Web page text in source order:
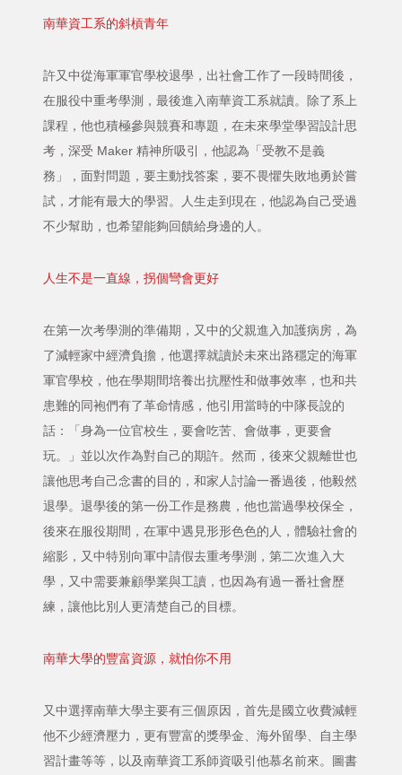
南華資工系的斜槓青年
許又中從海軍軍官學校退學，出社會工作了一段時間後，
在服役中重考學測，最後進入南華資工系就讀。除了系上
課程，他也積極參與競賽和專題，在未來學堂學習設計思
考，深受 Maker 精神所吸引，他認為「受教不是義
務」，面對問題，要主動找答案，要不畏懼失敗地勇於嘗
試，才能有最大的學習。人生走到現在，他認為自己受過
不少幫助，也希望能夠回饋給身邊的人。
人生不是一直線，拐個彎會更好
在第一次考學測的準備期，又中的父親進入加護病房，為
了減輕家中經濟負擔，他選擇就讀於未來出路穩定的海軍
軍官學校，他在學期間培養出抗壓性和做事效率，也和共
患難的同袍們有了革命情感，他引用當時的中隊長說的
話：「身為一位官校生，要會吃苦、會做事，更要會
玩。」並以次作為對自己的期許。然而，後來父親離世也
讓他思考自己念書的目的，和家人討論一番過後，他毅然
退學。退學後的第一份工作是務農，他也當過學校保全，
後來在服役期間，在軍中遇見形形色色的人，體驗社會的
縮影，又中特別向軍中請假去重考學測，第二次進入大
學，又中需要兼顧學業與工讀，也因為有過一番社會歷
練，讓他比別人更清楚自己的目標。
南華大學的豐富資源，就怕你不用
又中選擇南華大學主要有三個原因，首先是國立收費減輕
他不少經濟壓力，更有豐富的獎學金、海外留學、自主學
習計畫等等，以及南華資工系師資吸引他慕名前來。圖書